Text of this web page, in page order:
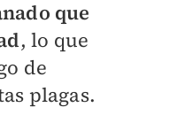
que
, lo que
de
plagas.